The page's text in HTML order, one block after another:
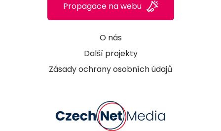
O nás
Další projekty
Zásady ochrany osobních údajů
Propagace na webu